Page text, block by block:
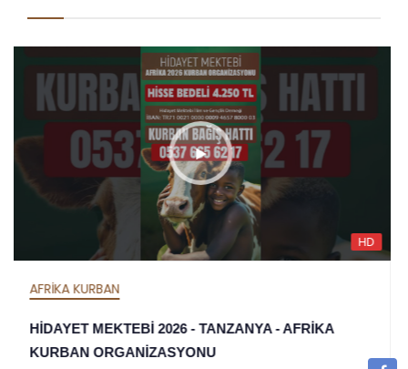
AFRİKA İFTAR
HİDAYET MEKTEBİ 2026 İFTAR ORGANİZASYONU
TANZANYA - AFRİKA